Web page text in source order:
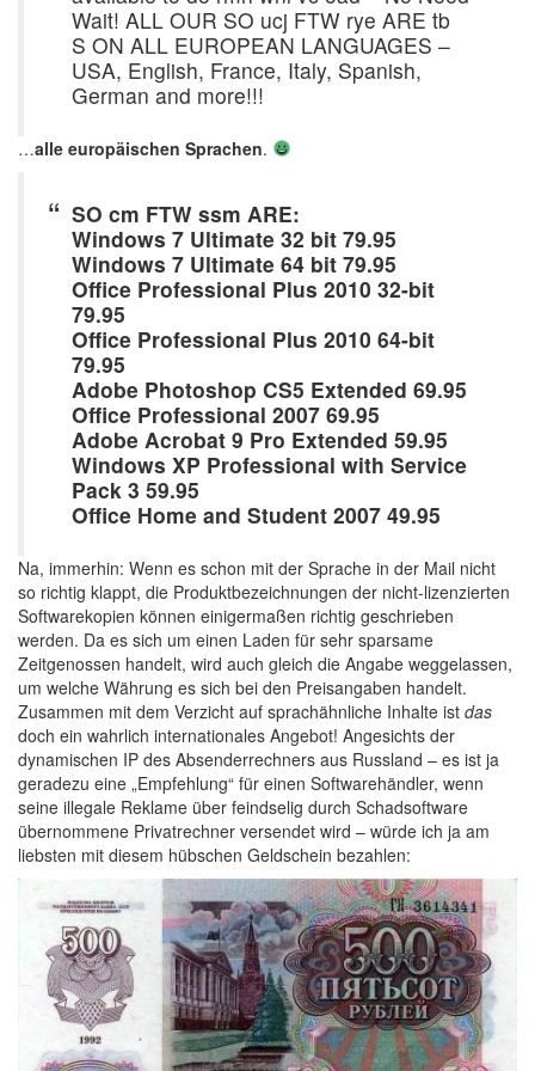
Wait! ALL OUR SO ucj FTW rye ARE tb
S ON ALL EUROPEAN LANGUAGES –
USA, English, France, Italy, Spanish,
German and more!!!
…alle europäischen Sprachen.
SO cm FTW ssm ARE:
Windows 7 Ultimate 32 bit 79.95
Windows 7 Ultimate 64 bit 79.95
Office Professional Plus 2010 32-bit
79.95
Office Professional Plus 2010 64-bit
79.95
Adobe Photoshop CS5 Extended 69.95
Office Professional 2007 69.95
Adobe Acrobat 9 Pro Extended 59.95
Windows XP Professional with Service
Pack 3 59.95
Office Home and Student 2007 49.95
Na, immerhin: Wenn es schon mit der Sprache in der Mail nicht
so richtig klappt, die Produktbezeichnungen der nicht-lizenzierten
Softwarekopien können einigermaßen richtig geschrieben
werden. Da es sich um einen Laden für sehr sparsame
Zeitgenossen handelt, wird auch gleich die Angabe weggelassen,
um welche Währung es sich bei den Preisangaben handelt.
Zusammen mit dem Verzicht auf sprachähnliche Inhalte ist das
doch ein wahrlich internationales Angebot! Angesichts der
dynamischen IP des Absenderrechners aus Russland – es ist ja
geradezu eine „Empfehlung“ für einen Softwarehändler, wenn
seine illegale Reklame über feindselig durch Schadsoftware
übernommene Privatrechner versendet wird – würde ich ja am
liebsten mit diesem hübschen Geldschein bezahlen: